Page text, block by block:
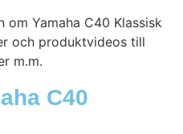
Yamaha C40 Klassisk
och produktvideos till
m.m.
C40